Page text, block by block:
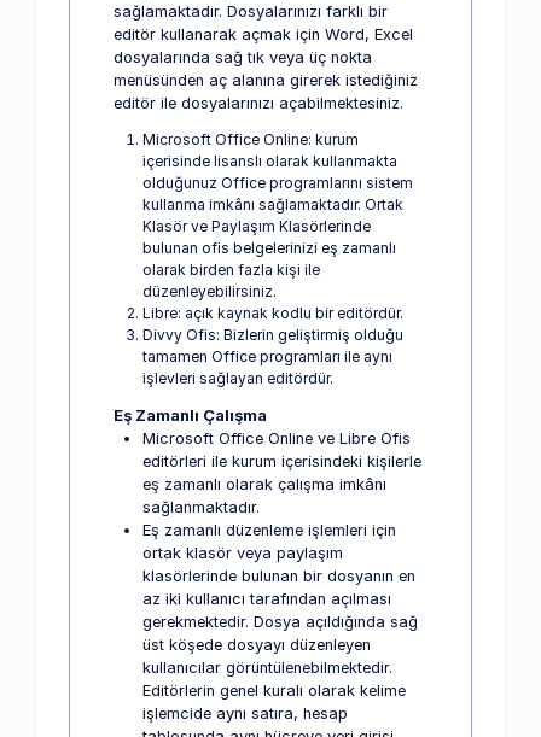
sağlamaktadır. Dosyalarınızı farklı bir
editör kullanarak açmak için Word, Excel
dosyalarında sağ tık veya üç nokta
menüsünden aç alanına girerek istediğiniz
editör ile dosyalarınızı açabilmektesiniz.
Microsoft Office Online: kurum
içerisinde lisanslı olarak kullanmakta
olduğunuz Office programlarını sistem
kullanma imkânı sağlamaktadır. Ortak
Klasör ve Paylaşım Klasörlerinde
bulunan ofis belgelerinizi eş zamanlı
olarak birden fazla kişi ile
düzenleyebilirsiniz.
Libre: açık kaynak kodlu bir editördür.
Divvy Ofis: Bizlerin geliştirmiş olduğu
tamamen Office programları ile aynı
işlevleri sağlayan editördür.
Eş Zamanlı Çalışma
Microsoft Office Online ve Libre Ofis
editörleri ile kurum içerisindeki kişilerle
eş zamanlı olarak çalışma imkânı
sağlanmaktadır.
Eş zamanlı düzenleme işlemleri için
ortak klasör veya paylaşım
klasörlerinde bulunan bir dosyanın en
az iki kullanıcı tarafından açılması
gerekmektedir. Dosya açıldığında sağ
üst köşede dosyayı düzenleyen
kullanıcılar görüntülenebilmektedir.
Editörlerin genel kuralı olarak kelime
işlemcide aynı satıra, hesap